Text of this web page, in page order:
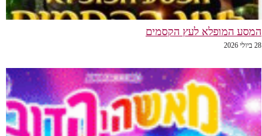
המסע המופלא לעץ הקסמים
28 ביולי 2026